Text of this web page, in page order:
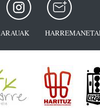
ARAUAK